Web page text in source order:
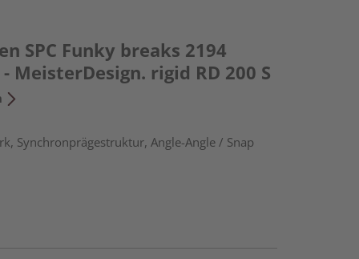
SPC Funky breaks 2194
MeisterDesign. rigid RD 200 S
Synchronprägestruktur, Angle-Angle / Snap